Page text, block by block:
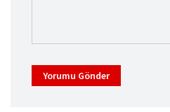
Yorumu Gönder